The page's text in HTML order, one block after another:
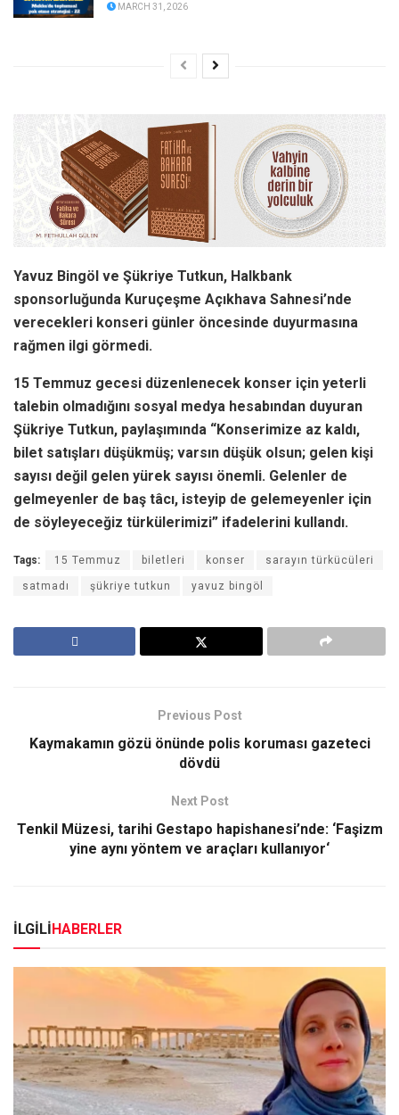
MARCH 31, 2026
Yavuz Bingöl ve Şükriye Tutkun, Halkbank
sponsorluğunda Kuruçeşme Açıkhava Sahnesi’nde
verecekleri konseri günler öncesinde duyurmasına
rağmen ilgi görmedi.
15 Temmuz gecesi düzenlenecek konser için yeterli
talebin olmadığını sosyal medya hesabından duyuran
Şükriye Tutkun, paylaşımında “Konserimize az kaldı,
bilet satışları düşükmüş; varsın düşük olsun; gelen kişi
sayısı değil gelen yürek sayısı önemli. Gelenler de
gelmeyenler de baş tâcı, isteyip de gelemeyenler için
de söyleyeceğiz türkülerimizi” ifadelerini kullandı.
Tags: 15 Temmuz biletleri konser sarayın türkücüleri
satmadı şükriye tutkun yavuz bingöl
Previous Post
Kaymakamın gözü önünde polis koruması gazeteci
dövdü
Next Post
Tenkil Müzesi, tarihi Gestapo hapishanesi’nde: ‘Faşizm
yine aynı yöntem ve araçları kullanıyor‘
İLGİLİHABERLER